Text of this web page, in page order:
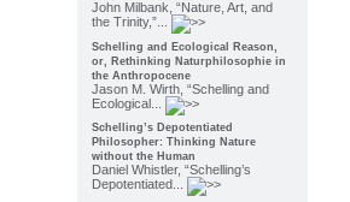
John Milbank, “Nature, Art, and
the Trinity,”...
Schelling and Ecological Reason,
or, Rethinking Naturphilosophie in
the Anthropocene
Jason M. Wirth, “Schelling and
Ecological...
Schelling’s Depotentiated
Philosopher: Thinking Nature
without the Human
Daniel Whistler, “Schelling’s
Depotentiated...